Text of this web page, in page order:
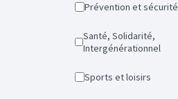
Prévention et sécurité
Santé, Solidarité,
Intergénérationnel
Sports et loisirs